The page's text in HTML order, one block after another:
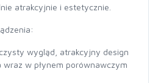
atrakcyjnie i estetycznie.
wygląd, atrakcyjny design
w płynem porównawczym